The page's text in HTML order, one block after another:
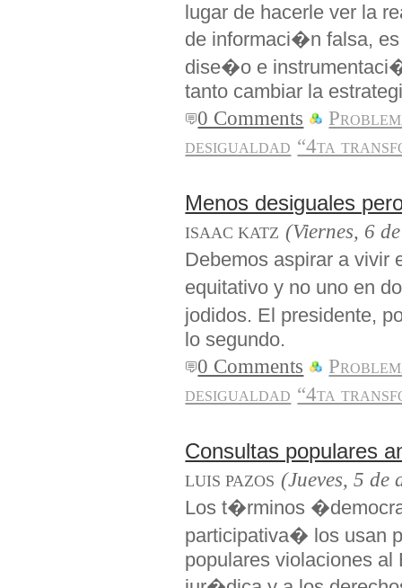
lugar de hacerle ver la
de informaci�n falsa,
dise�o e
tanto cambiar la
0 Comments
desigualdad “4ta
Menos desiguales
ISAAC KATZ (Viernes, 6
Debemos aspirar a
equitativo y no uno en
jodidos. El presidente,
lo segundo.
0 Comments
desigualdad “4ta
Consultas populares
LUIS PAZOS (Jueves, 5 de
Los t�rminos
participativa� los usan
populares violaciones